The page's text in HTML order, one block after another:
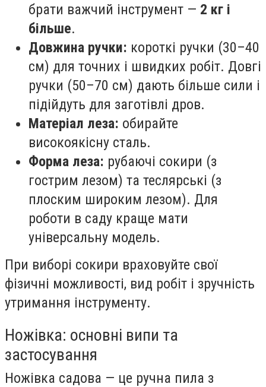
брати важчий інструмент — 2 кг і
більше.
Довжина ручки: короткі ручки (30–40
см) для точних і швидких робіт. Довгі
ручки (50–70 см) дають більше сили і
підійдуть для заготівлі дров.
Матеріал леза: обирайте
високоякісну сталь.
Форма леза: рубаючі сокири (з
гострим лезом) та теслярські (з
плоским широким лезом). Для
роботи в саду краще мати
універсальну модель.
При виборі сокири враховуйте свої
фізичні можливості, вид робіт і зручність
утримання інструменту.
Ножівка: основні випи та
застосування
Ножівка садова — це ручна пила з